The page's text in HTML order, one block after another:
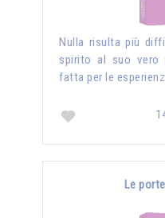
Nulla risulta più
spirito al suo vero
fatta per le
Le